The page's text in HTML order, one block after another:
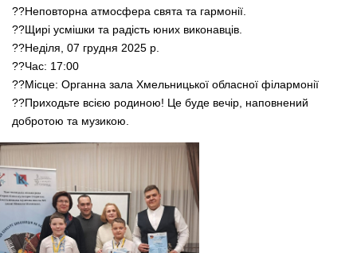
??Неповторна атмосфера свята та гармонії.
??Щирі усмішки та радість юних виконавців.
??Неділя, 07 грудня 2025 р.
??Час: 17:00
??Місце: Органна зала Хмельницької обласної філармонії
??Приходьте всією родиною! Це буде вечір, наповнений
добротою та музикою.